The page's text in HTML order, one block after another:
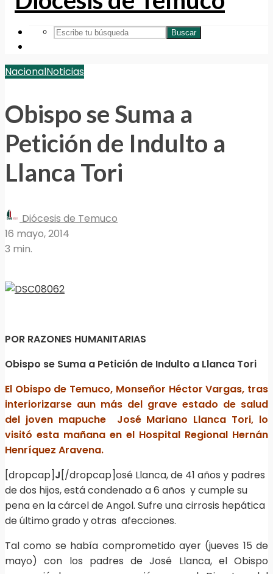
Buscar
NacionalNoticias
Obispo se Suma a
Petición de Indulto a
Llanca Tori
Diócesis de Temuco
16 mayo, 2014
3 min.
POR RAZONES HUMANITARIAS
Obispo se Suma a Petición de Indulto a Llanca Tori
El Obispo de Temuco, Monseñor Héctor Vargas, tras
interiorizarse aun más del grave estado de salud
del joven mapuche José Mariano Llanca Tori, lo
visitó esta mañana en el Hospital Regional Hernán
Henríquez Aravena.
[dropcap]J [/dropcap]osé Llanca, de 41 años y padres
de dos hijos, está condenado a 6 años y cumple su
pena en la cárcel de Angol. Sufre una cirrosis hepática
de último grado y otras afecciones.
Tal como se había comprometido ayer (jueves 15 de
mayo) con los padres de José Llanca, el Obispo